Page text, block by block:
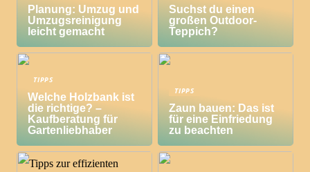
Planung: Umzug und
Umzugsreinigung
leicht gemacht
Suchst du einen
großen Outdoor-
Teppich?
TIPPS
Welche Holzbank ist
die richtige? –
Kaufberatung für
Gartenliebhaber
TIPPS
Zaun bauen: Das ist
für eine Einfriedung
zu beachten